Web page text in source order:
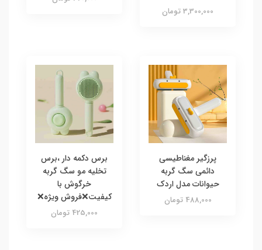
3,300,000 تومان
پرزگیر مغناطیسی
دائمی سگ گربه
حیوانات مدل اردک
488,000 تومان
برس دکمه دار ،برس
تخلیه مو سگ گربه
خرگوش با
کیفیت❌فروش ویژه❌
425,000 تومان